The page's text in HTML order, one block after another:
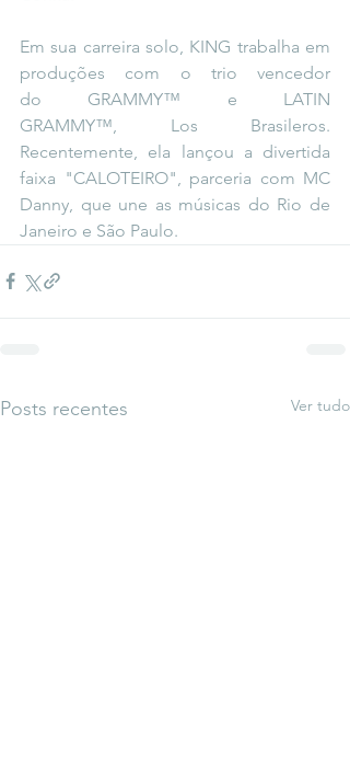
Em sua carreira solo, KING trabalha em
produções com o trio vencedor
do GRAMMY™ e LATIN
GRAMMY™, Los Brasileros.
Recentemente, ela lançou a divertida
faixa "CALOTEIRO", parceria com MC
Danny, que une as músicas do Rio de
Janeiro e São Paulo.
Posts recentes Ver tudo